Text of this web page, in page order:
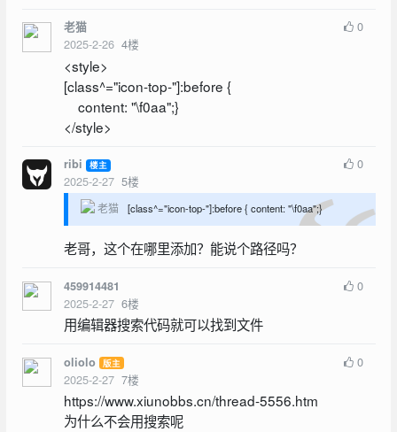
老猫
2025-2-26 4楼
0
<style>
[class^="icon-top-"]:before {
content: "\f0aa";}
</style>
ribi 楼主
2025-2-27 5楼
0
老猫 [class^="icon-top-"]:before { content: "\f0aa";}
老哥，这个在哪里添加？能说个路径吗？
459914481
2025-2-27 6楼
0
用编辑器搜索代码就可以找到文件
oliolo 版主
2025-2-27 7楼
0
https://www.xiunobbs.cn/thread-5556.htm
为什么不会用搜索呢